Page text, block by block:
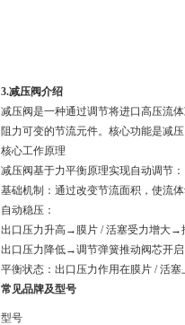
3.减压阀介绍
减压阀是一种通过调节将进口高压流
阻力可变的节流元件。核心功能是减
核心工作原理
减压阀基于力平衡原理实现自动调节：
基础机制：通过改变节流面积，使流
自动稳压：
出口压力升高→膜片 / 活塞受力增大
出口压力降低→调节弹簧推动阀芯开
平衡状态：出口压力作用在膜片 / 活
常见品牌及型号
型号